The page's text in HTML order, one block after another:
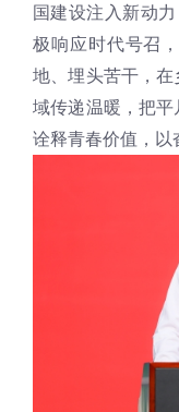
国建设注入新动
极响应时代号召
地、埋头苦干，
域传递温暖，把
诠释青春价值，以